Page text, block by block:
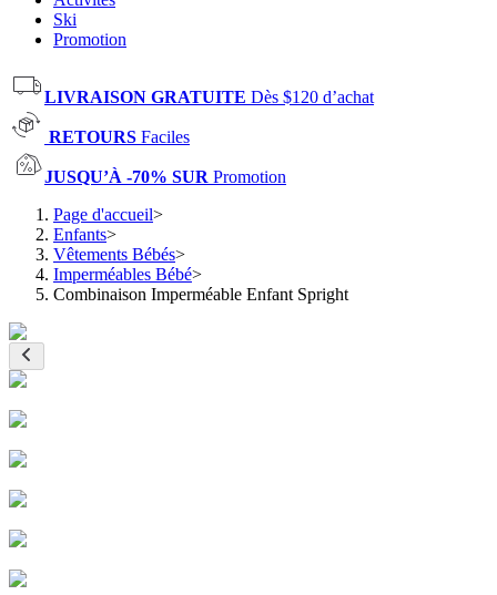
Ski
Promotion
LIVRAISON GRATUITE Dès $120 d’achat
RETOURS Faciles
JUSQU’À -70% SUR Promotion
Page d'accueil>
Enfants>
Vêtements Bébés>
Imperméables Bébé>
Combinaison Imperméable Enfant Spright